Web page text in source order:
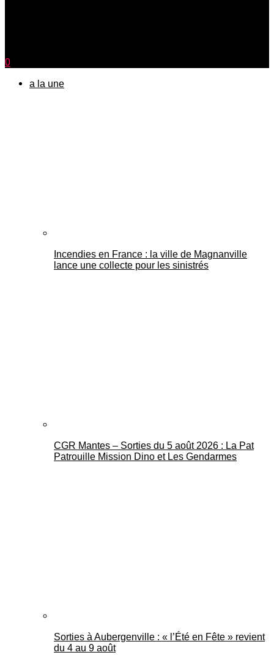
Mantes Actu
0
a la une
Incendies en France : la ville de Magnanville
lance une collecte pour les sinistrés
CGR Mantes – Sorties du 5 août 2026 : La Pat
Patrouille Mission Dino et Les Gendarmes
Sorties à Aubergenville : « l’Été en Fête » revient
du 4 au 9 août